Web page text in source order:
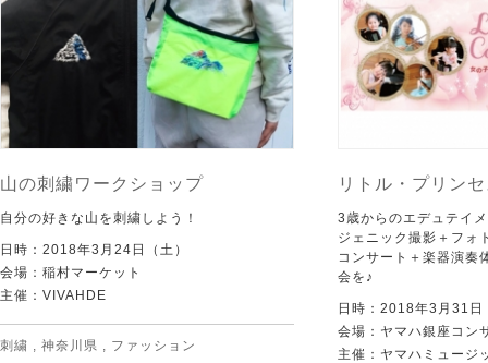
山の刺繍ワークショップ
自分の好きな山を刺繍しよう！
日時：2018年3月24日（土）
会場：稲村マーケット
主催：VIVAHDE
刺繍 , 神奈川県 , ファッション
リトル・プリン
3歳からのエデュテイ
ジェニック撮影＋フォ
コンサート＋楽器演奏
会を♪
日時：2018年3月31日
会場：ヤマハ銀座コン
主催：ヤマハミュージ